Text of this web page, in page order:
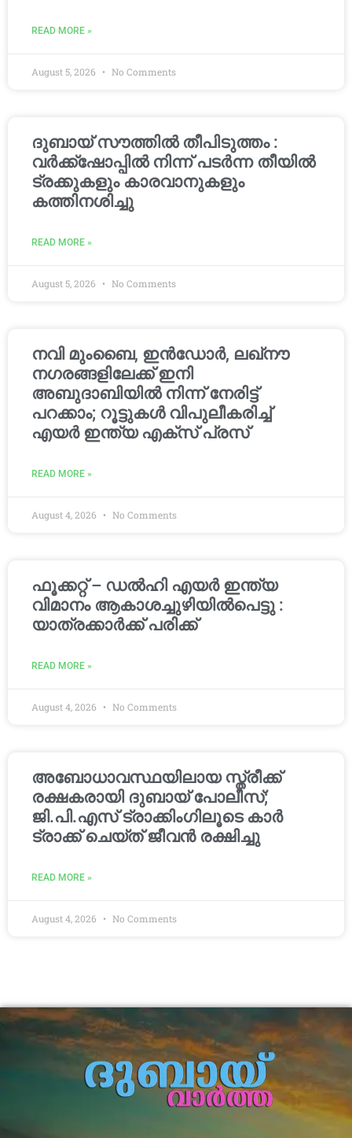
READ MORE »
August 5, 2026 No Comments
ദുബായ് സൗത്തിൽ തീപിടുത്തം :
വർക്ക്‌ഷോപ്പിൽ നിന്ന് പടർന്ന തീയിൽ
ട്രക്കുകളും കാരവാനുകളും
കത്തിനശിച്ചു
READ MORE »
August 5, 2026 No Comments
നവി മുംബൈ, ഇൻഡോർ, ലഖ്നൗ
നഗരങ്ങളിലേക്ക് ഇനി
അബുദാബിയിൽ നിന്ന് നേരിട്ട്
പറക്കാം; റൂട്ടുകൾ വിപുലീകരിച്ച്
എയർ ഇന്ത്യ എക്സ് പ്രസ്
READ MORE »
August 4, 2026 No Comments
ഫൂക്കറ്റ് – ഡൽഹി എയര്‍ ഇന്ത്യ
വിമാനം ആകാശച്ചുഴിയില്‍പെട്ടു :
യാത്രക്കാര്‍ക്ക് പരിക്ക്
READ MORE »
August 4, 2026 No Comments
അബോധാവസ്ഥയിലായ സ്ത്രീക്ക്
രക്ഷകരായി ദുബായ് പോലീസ്;
ജി.പി.എസ് ട്രാക്കിംഗിലൂടെ കാർ
ട്രാക്ക് ചെയ്ത് ജീവൻ രക്ഷിച്ചു
READ MORE »
August 4, 2026 No Comments